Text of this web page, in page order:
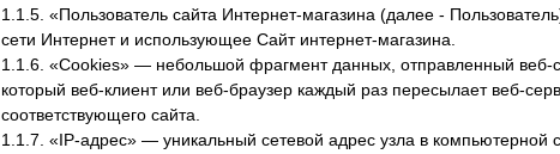
1.1.5. «Пользователь сайта Интернет-магазина (далее ‑
сети Интернет и использующее Сайт интернет-магазина.
1.1.6. «Cookies» — небольшой фрагмент данных, отправленный веб-
который веб-клиент или веб-браузер каждый раз пересылает веб-
соответствующего сайта.
1.1.7. «IP-адрес» — уникальный сетевой адрес узла в компьютерной